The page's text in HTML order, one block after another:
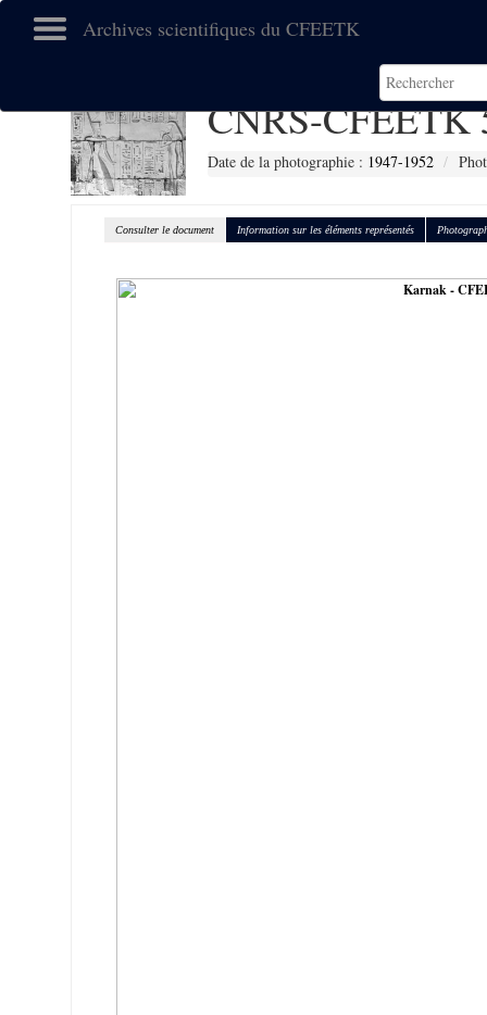
Archives scientifiques du CFEETK
CNRS-CFEETK
Date de la photographie : 1947-1952
Consulter le document Information sur les éléments représentés